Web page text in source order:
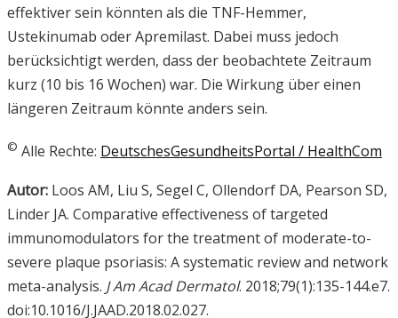
effektiver sein könnten als die TNF-Hemmer,
Ustekinumab oder Apremilast. Dabei muss jedoch
berücksichtigt werden, dass der beobachtete Zeitraum
kurz (10 bis 16 Wochen) war. Die Wirkung über einen
längeren Zeitraum könnte anders sein.
© Alle Rechte: DeutschesGesundheitsPortal / HealthCom
Autor: Loos AM, Liu S, Segel C, Ollendorf DA, Pearson SD,
Linder JA. Comparative effectiveness of targeted
immunomodulators for the treatment of moderate-to-
severe plaque psoriasis: A systematic review and network
meta-analysis. J Am Acad Dermatol. 2018;79(1):135-144.e7.
doi:10.1016/J.JAAD.2018.02.027.